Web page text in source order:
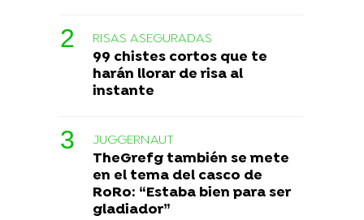
RISAS ASEGURADAS
99 chistes cortos que te
harán llorar de risa al
instante
JUGGERNAUT
TheGrefg también se mete
en el tema del casco de
RoRo: “Estaba bien para ser
gladiador”